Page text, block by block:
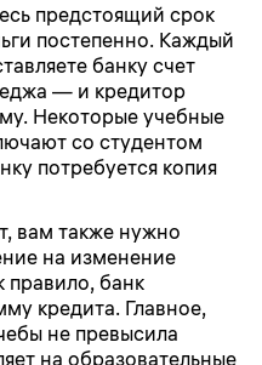
предстоящий срок
постепенно. Каждый
банку счет
— и кредитор
Некоторые учебные
со студентом
потребуется копия
вам также нужно
на изменение
правило, банк
кредита. Главное,
не превысила
на образовательные